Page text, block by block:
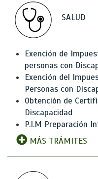
SALUD
Exención de
personas con
Exención del
Personas con
Obtención de
Discapacidad
P.I.M Preparación
MÁS TRÁMITES